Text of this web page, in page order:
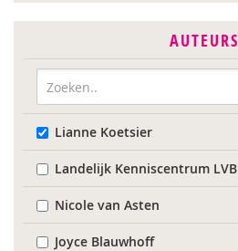
AUTEURS
Lianne Koetsier
Landelijk Kenniscentrum LVB
Nicole van Asten
Joyce Blauwhoff